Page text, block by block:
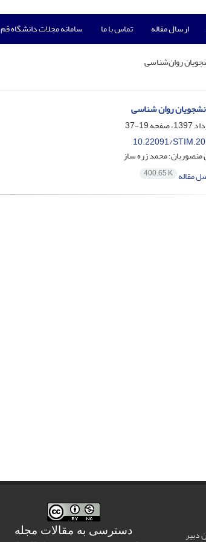
ارسال مقاله تماس با ما سامانه مجلات دانشگاه قم
روان‌شناسی
روان شناسی
19-37
10.22091/
محمد زره ساز
مقاله 400.65 K
دبیر
دسترسی به مقالات مجله